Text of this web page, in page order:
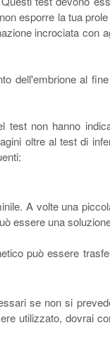
esporre la tua
incrociata con
dell'embrione al
test non hanno
oltre al test di
A volte una
essere una
può essere
se non si
utilizzato, dovrai